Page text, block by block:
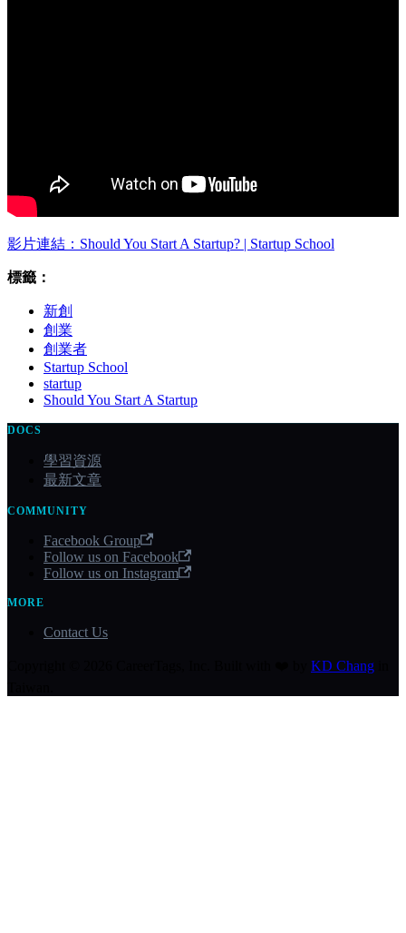
影片連結：Should You Start A Startup? | Startup School
標籤：
新創
創業
創業者
Startup School
startup
Should You Start A Startup
DOCS
學習資源
最新文章
COMMUNITY
Facebook Group
Follow us on Facebook
Follow us on Instagram
MORE
Contact Us
KD Chang